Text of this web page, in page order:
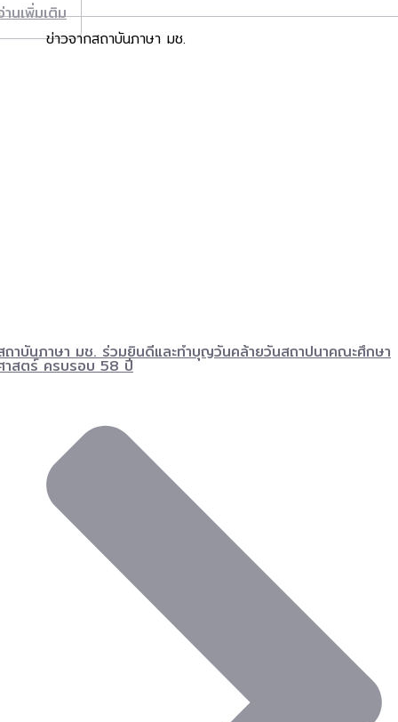
านเพิ่มเติม
ข่าวจากสถาบันภาษา มช.
ถาบันภาษา มช. ร่วมยินดีและทำบุญวันคล้ายวันสถาปนาคณะศึกษา
าสตร์ ครบรอบ 58 ปี